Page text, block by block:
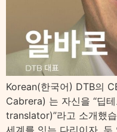
Korean(한국어) DTB의
Cabrera) 는 자신을 “딥
translator)”라고 소개했
세계를 잇는 다리이자,